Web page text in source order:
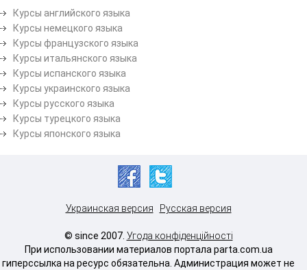
Курсы английского языка
Курсы немецкого языка
Курсы французского языка
Курсы итальянского языка
Курсы испанского языка
Курсы украинского языка
Курсы русского языка
Курсы турецкого языка
Курсы японского языка
Украинская версия Русская версия
© since 2007. Угода конфіденційності
При использовании материалов портала parta.com.ua
гиперссылка на ресурс обязательна. Администрация может не